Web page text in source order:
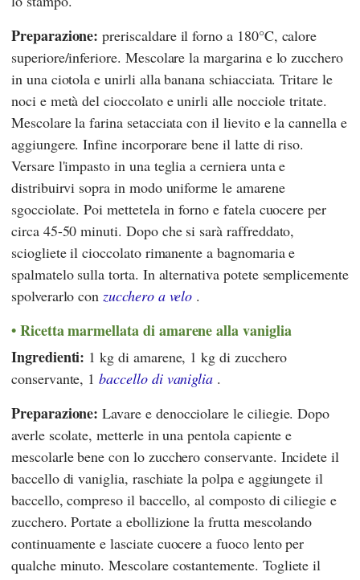
Preparazione: preriscaldare il forno a 180°C, calore
superiore/inferiore. Mescolare la margarina e lo zucchero
in una ciotola e unirli alla banana schiacciata. Tritare le
noci e metà del cioccolato e unirli alle nocciole tritate.
Mescolare la farina setacciata con il lievito e la cannella e
aggiungere. Infine incorporare bene il latte di riso.
Versare l'impasto in una teglia a cerniera unta e
distribuirvi sopra in modo uniforme le amarene
sgocciolate. Poi mettetela in forno e fatela cuocere per
circa 45-50 minuti. Dopo che si sarà raffreddato,
sciogliete il cioccolato rimanente a bagnomaria e
spalmatelo sulla torta. In alternativa potete semplicemente
spolverarlo conzucchero a velo .
Ricetta marmellata di amarene alla vaniglia
Ingredienti: 1 kg di amarene, 1 kg di zucchero
conservante, 1baccello di vaniglia .
Preparazione: Lavare e denocciolare le ciliegie. Dopo
averle scolate, metterle in una pentola capiente e
mescolarle bene con lo zucchero conservante. Incidete il
baccello di vaniglia, raschiate la polpa e aggiungete il
baccello, compreso il baccello, al composto di ciliegie e
zucchero. Portate a ebollizione la frutta mescolando
continuamente e lasciate cuocere a fuoco lento per
qualche minuto. Mescolare costantemente. Togliete il